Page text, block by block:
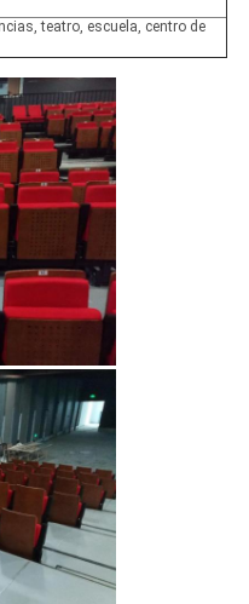
teatro, escuela, centro de